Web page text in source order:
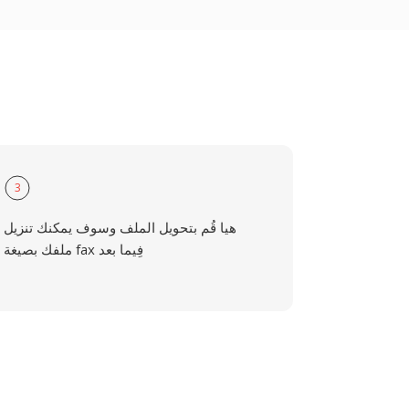
3
هيا قُم بتحويل الملف وسوف يمكنك تنزيل
ملفك بصيغة fax فِيما بعد